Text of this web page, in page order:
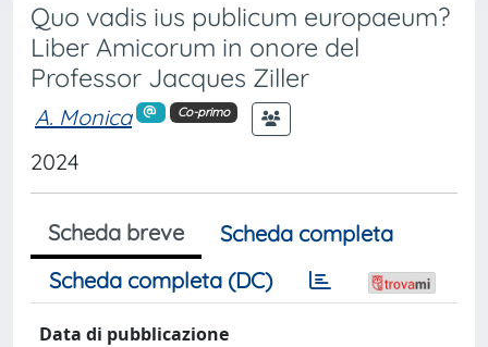
Quo vadis ius publicum europaeum?
Liber Amicorum in onore del
Professor Jacques Ziller
A. Monica Co-primo
2024
Scheda breve
Scheda completa
Scheda completa (DC)
Data di pubblicazione